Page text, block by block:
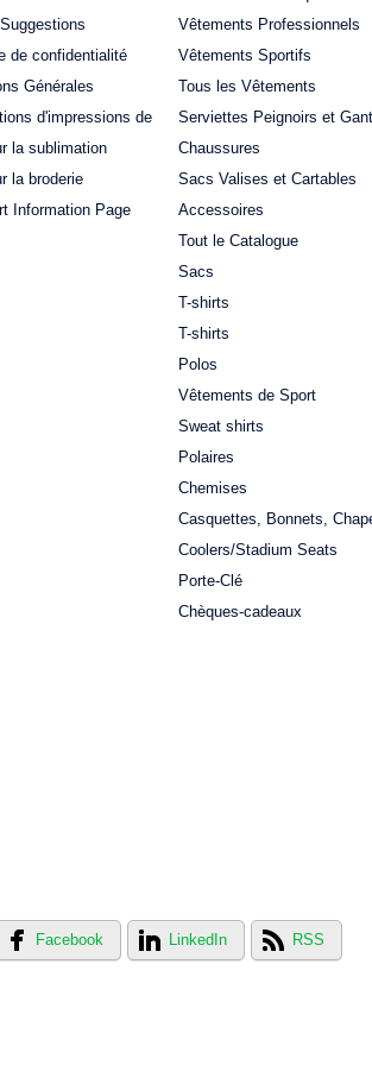
de confidentialité
Générales
d'impressions de
la sublimation
la broderie
Information Page
Vêtements Professionnels
Vêtements Sportifs
Tous les Vêtements
Serviettes Peignoirs et
Chaussures
Sacs Valises et Cartables
Accessoires
Tout le Catalogue
Sacs
T-shirts
T-shirts
Polos
Vêtements de Sport
Sweat shirts
Polaires
Chemises
Casquettes, Bonnets,
Coolers/Stadium Seats
Porte-Clé
Chèques-cadeaux
Facebook LinkedIn RSS